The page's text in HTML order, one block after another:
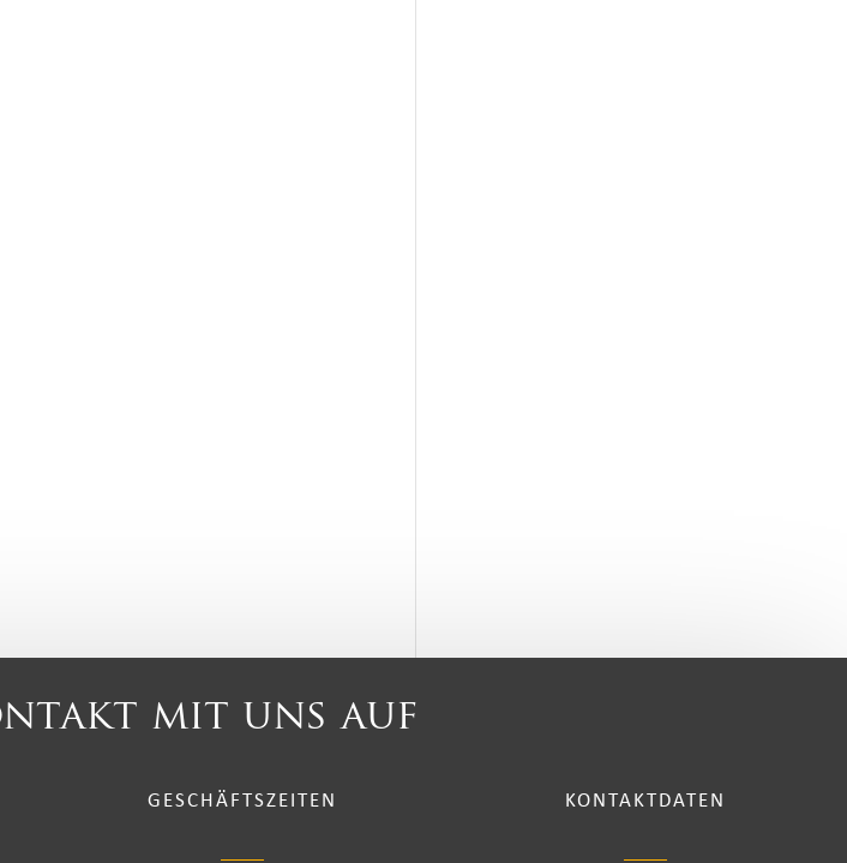
mit uns auf
GESCHÄFTSZEITEN KONTAKTDATEN